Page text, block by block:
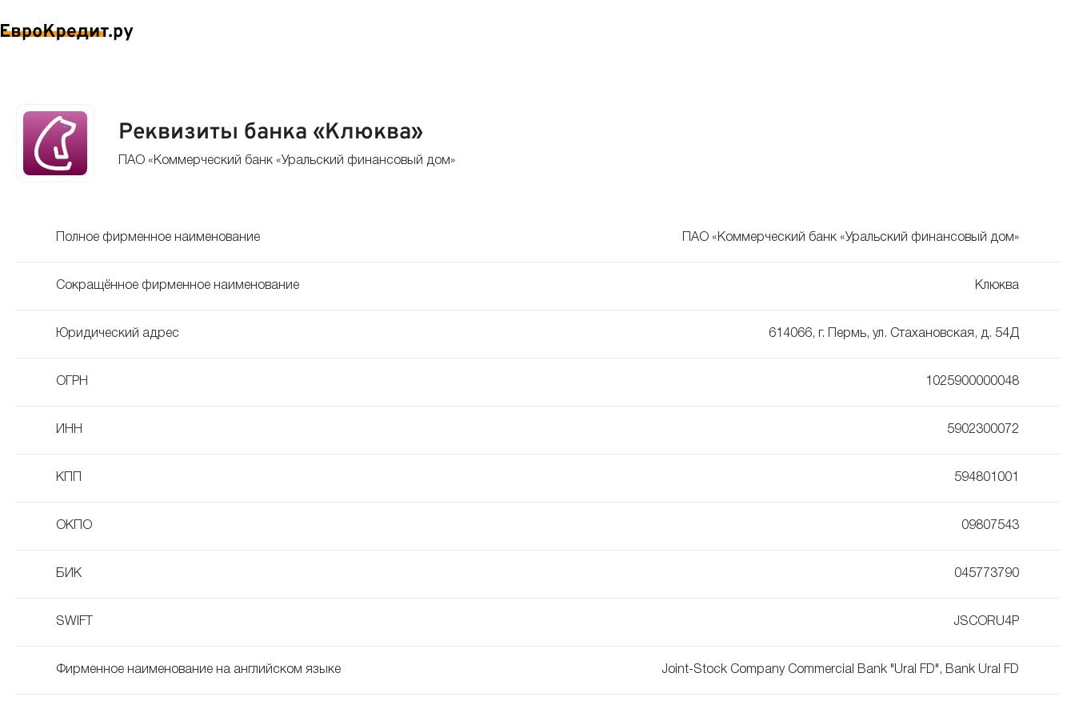
Реквизиты банка «Клюква»
ПАО «Коммерческий банк «Уральский финансовый дом»
Полное фирменное наименование ПАО «Коммерческий банк «Уральский финансовый дом»
Сокращённое фирменное наименование Клюква
Юридический адрес 614066, г. Пермь, ул. Стахановская, д. 54Д
ОГРН 1025900000048
ИНН 5902300072
КПП 594801001
ОКПО 09807543
БИК 045773790
SWIFT JSCORU4P
Фирменное наименование на английском языке Joint-Stock Company Commercial Bank "Ural FD", Bank Ural FD